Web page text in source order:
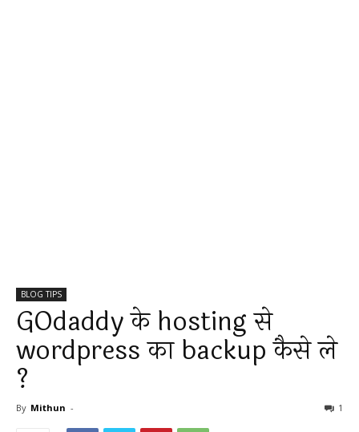
BLOG TIPS
GOdaddy के hosting से
wordpress का backup कैसे ले
?
By Mithun - 1